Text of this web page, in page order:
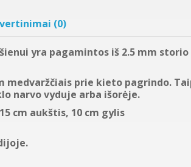
(0)
yra pagamintos iš 2.5 mm
medvaržčiais prie kieto pagrindo.
narvo vyduje arba išorėje.
cm aukštis, 10 cm gylis